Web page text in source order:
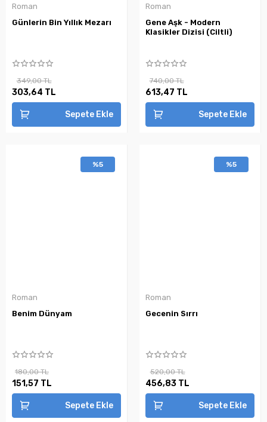
Roman
Günlerin Bin Yıllık Mezarı
349,00 TL
303,64 TL
Sepete Ekle
Roman
Gene Aşk - Modern
Klasikler Dizisi (Ciltli)
740,00 TL
613,47 TL
Sepete Ekle
%5
Roman
Benim Dünyam
180,00 TL
151,57 TL
Sepete Ekle
%5
Roman
Gecenin Sırrı
520,00 TL
456,83 TL
Sepete Ekle